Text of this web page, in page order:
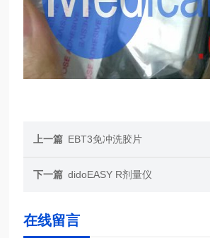
上一篇 EBT3免冲洗胶片
下一篇 didoEASY R剂量仪
在线留言